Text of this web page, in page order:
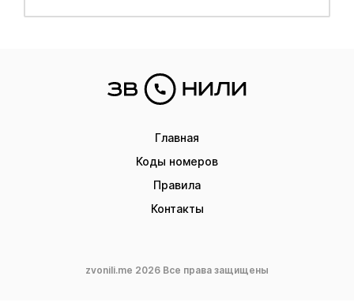
Главная
Коды номеров
Правила
Контакты
zvonili.me 2026 Все права защищены